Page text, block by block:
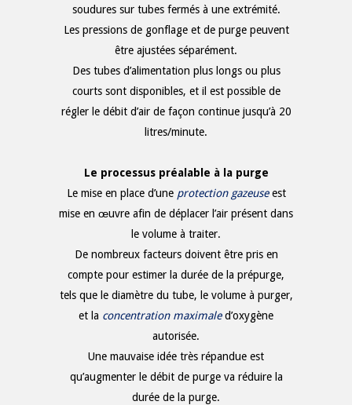
soudures sur tubes fermés à une extrémité.
Les pressions de gonflage et de purge peuvent
être ajustées séparément.
Des tubes d’alimentation plus longs ou plus
courts sont disponibles, et il est possible de
régler le débit d’air de façon continue jusqu’à 20
litres/minute.
Le processus préalable à la purge
Le mise en place d’une protection gazeuse est
mise en œuvre afin de déplacer l’air présent dans
le volume à traiter.
De nombreux facteurs doivent être pris en
compte pour estimer la durée de la prépurge,
tels que le diamètre du tube, le volume à purger,
et la concentration maximale d’oxygène
autorisée.
Une mauvaise idée très répandue est
qu’augmenter le débit de purge va réduire la
durée de la purge.